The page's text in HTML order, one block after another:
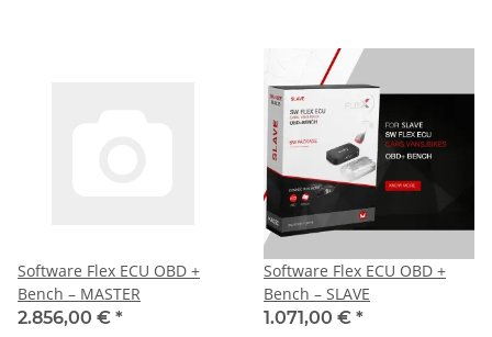
Software Flex ECU OBD +
Bench – MASTER
2.856,00 € *
Software Flex ECU OBD +
Bench – SLAVE
1.071,00 € *